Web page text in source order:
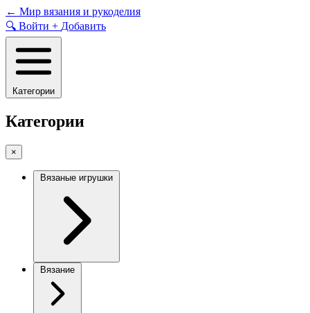
Skip
to
content
← Мир вязания и рукоделия
🔍 Войти + Добавить
Категории
Категории
×
Вязаные игрушки
Вязание